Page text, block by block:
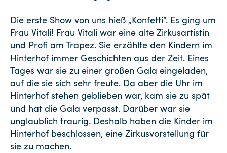
Die erste Show von uns hieß „Konfetti“. Es ging um
Frau Vitali! Frau Vitali war eine alte Zirkusartistin
und Profi am Trapez. Sie erzählte den Kindern im
Hinterhof immer Geschichten aus der Zeit. Eines
Tages war sie zu einer großen Gala eingeladen,
auf die sie sich sehr freute. Da aber die Uhr im
Hinterhof stehen geblieben war, kam sie zu spät
und hat die Gala verpasst. Darüber war sie
unglaublich traurig. Deshalb haben die Kinder im
Hinterhof beschlossen, eine Zirkusvorstellung für
sie zu machen.